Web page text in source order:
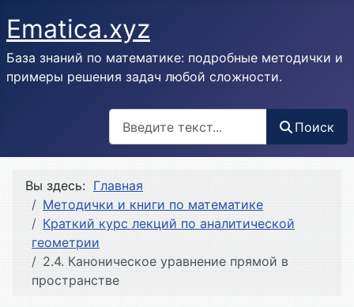
Ematica.xyz
База знаний по математике: подробные методички и
примеры решения задач любой сложности.
Поиск
Вы здесь: Главная
Методички и книги по математике
Краткий курс лекций по аналитической
геометрии
2.4. Каноническое уравнение прямой в
пространстве